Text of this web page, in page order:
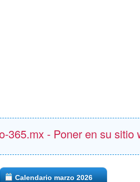
365.mx - Poner en su sitio
Calendario marzo 2026